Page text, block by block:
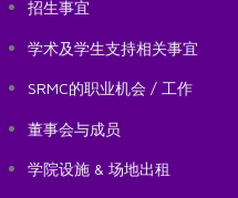
招生事宜
学术及学生支持相关事宜
SRMC的职业机会 / 工作
董事会与成员
学院设施 & 场地出租